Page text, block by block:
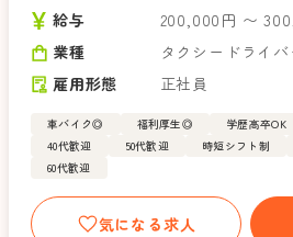
給与
200,000円 〜
業種
タクシードライバ
雇用形態
正社員
車バイク◎ 福利厚生◎ 学歴高卒OK
40代歓迎
50代歓迎 時短シフト制
60代歓迎
気になる求人